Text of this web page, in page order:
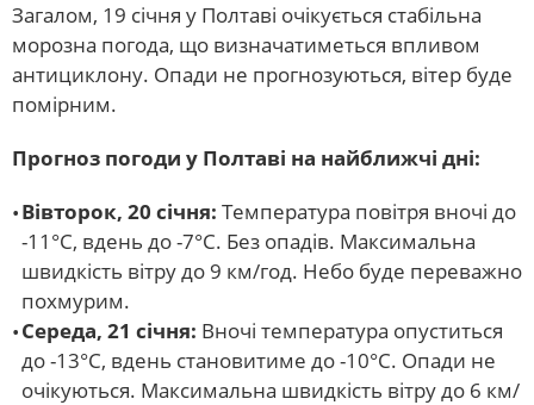
Загалом, 19 січня у Полтаві очікується стабільна
морозна погода, що визначатиметься впливом
антициклону. Опади не прогнозуються, вітер буде
помірним.
Прогноз погоди у Полтаві на найближчі дні:
Вівторок, 20 січня: Температура повітря вночі до
-11°С, вдень до -7°С. Без опадів. Максимальна
швидкість вітру до 9 км/год. Небо буде переважно
похмурим.
Середа, 21 січня: Вночі температура опуститься
до -13°С, вдень становитиме до -10°С. Опади не
очікуються. Максимальна швидкість вітру до 6 км/